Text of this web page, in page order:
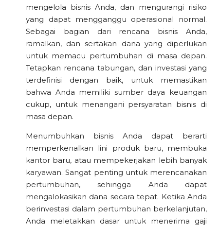
mengelola bisnis Anda, dan mengurangi risiko
yang dapat mengganggu operasional normal.
Sebagai bagian dari rencana bisnis Anda,
ramalkan, dan sertakan dana yang diperlukan
untuk memacu pertumbuhan di masa depan.
Tetapkan rencana tabungan, dan investasi yang
terdefinisi dengan baik, untuk memastikan
bahwa Anda memiliki sumber daya keuangan
cukup, untuk menangani persyaratan bisnis di
masa depan.
Menumbuhkan bisnis Anda dapat berarti
memperkenalkan lini produk baru, membuka
kantor baru, atau mempekerjakan lebih banyak
karyawan. Sangat penting untuk merencanakan
pertumbuhan, sehingga Anda dapat
mengalokasikan dana secara tepat. Ketika Anda
berinvestasi dalam pertumbuhan berkelanjutan,
Anda meletakkan dasar untuk menerima gaji